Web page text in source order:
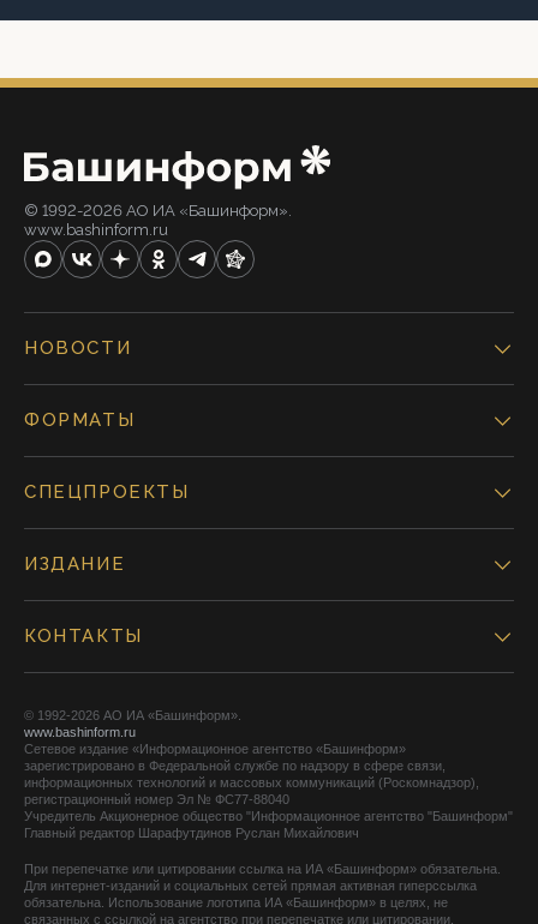
© 1992-2026 АО ИА «Башинформ».
www.bashinform.ru
НОВОСТИ
ФОРМАТЫ
СПЕЦПРОЕКТЫ
ИЗДАНИЕ
КОНТАКТЫ
© 1992-2026 АО ИА «Башинформ».
www.bashinform.ru
Сетевое издание «Информационное агентство «Башинформ»
зарегистрировано в Федеральной службе по надзору в сфере связи,
информационных технологий и массовых коммуникаций (Роскомнадзор),
регистрационный номер Эл № ФС77-88040
Учредитель Акционерное общество "Информационное агентство "Башинформ"
Главный редактор Шарафутдинов Руслан Михайлович
При перепечатке или цитировании ссылка на ИА «Башинформ» обязательна.
Для интернет-изданий и социальных сетей прямая активная гиперссылка
обязательна. Использование логотипа ИА «Башинформ» в целях, не
связанных с ссылкой на агентство при перепечатке или цитировании,